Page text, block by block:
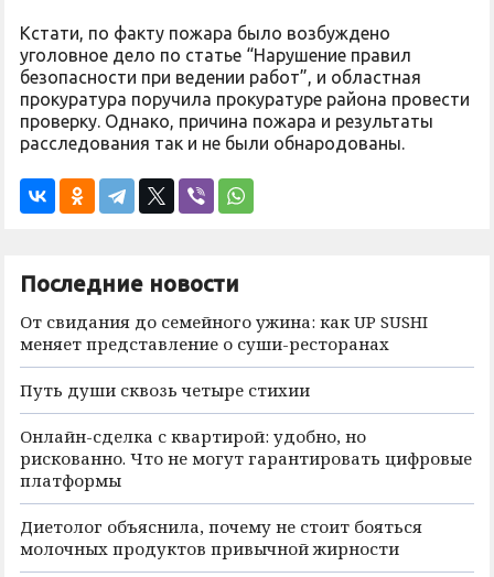
Кстати, по факту пожара было возбуждено
уголовное дело по статье “Нарушение правил
безопасности при ведении работ”, и областная
прокуратура поручила прокуратуре района провести
проверку. Однако, причина пожара и результаты
расследования так и не были обнародованы.
Последние новости
От свидания до семейного ужина: как UP SUSHI
меняет представление о суши-ресторанах
Путь души сквозь четыре стихии
Онлайн-сделка с квартирой: удобно, но
рискованно. Что не могут гарантировать цифровые
платформы
Диетолог объяснила, почему не стоит бояться
молочных продуктов привычной жирности